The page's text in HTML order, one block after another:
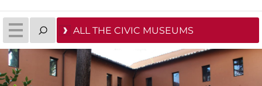
ALL THE CIVIC MUSEUMS